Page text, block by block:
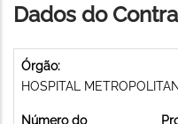
Dados do
Órgão:
HOSPITAL
Número do